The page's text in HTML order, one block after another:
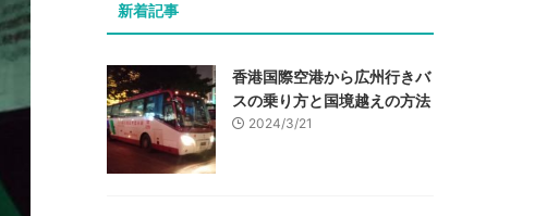
新着記事
香港国際空港から広州行きバ
スの乗り方と国境越えの方法
2024/3/21